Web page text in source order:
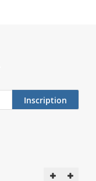
Inscription